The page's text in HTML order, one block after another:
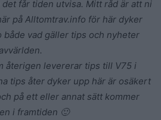
får tiden utvisa. Mitt råd är att ni
på Alltomtrav.info för här dyker
vad gäller tips och nyheter
återigen levererar tips till V75 i
tips åter dyker upp här är osäkert
på ett eller annat sätt kommer
i framtiden 🙂